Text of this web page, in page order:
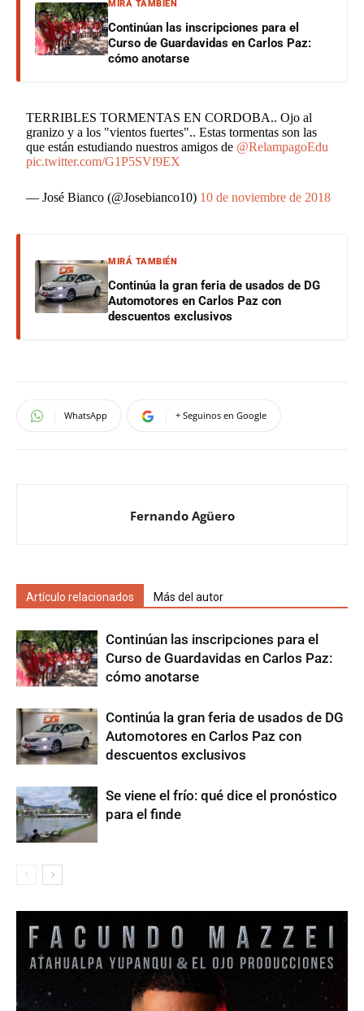
MIRÁ TAMBIÉN
Continúan las inscripciones para el
Curso de Guardavidas en Carlos Paz:
cómo anotarse
TERRIBLES TORMENTAS EN CORDOBA.. Ojo al
granizo y a los "vientos fuertes".. Estas tormentas son las
que están estudiando nuestros amigos de @RelampagoEdu
pic.twitter.com/G1P5SVf9EX
— José Bianco (@Josebianco10) 10 de noviembre de 2018
MIRÁ TAMBIÉN
Continúa la gran feria de usados de DG
Automotores en Carlos Paz con
descuentos exclusivos
WhatsApp + Seguinos en Google
Fernando Agüero
Artículo relacionados Más del autor
Continúan las inscripciones para el
Curso de Guardavidas en Carlos Paz:
cómo anotarse
Continúa la gran feria de usados de DG
Automotores en Carlos Paz con
descuentos exclusivos
Se viene el frío: qué dice el pronóstico
para el finde